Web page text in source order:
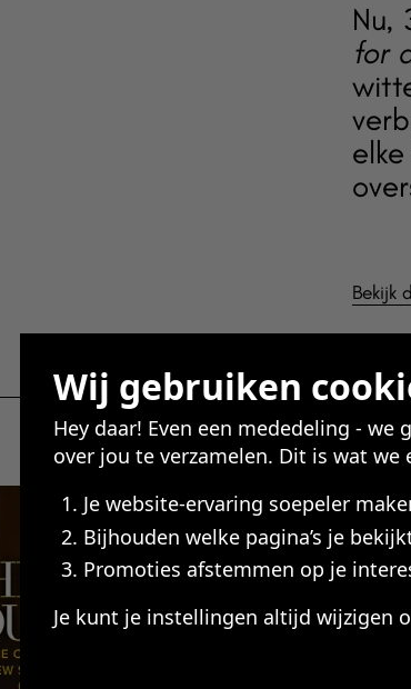
Wij gebruiken
Hey daar! Even een mededeling -
over jou te verzamelen. Dit is wat we
Je website-ervaring soepeler
Bijhouden welke pagina’s je
Promoties afstemmen op je
Je kunt je instellingen altijd wijzigen
Nu,
for
Bekijk
23 &
Lengte